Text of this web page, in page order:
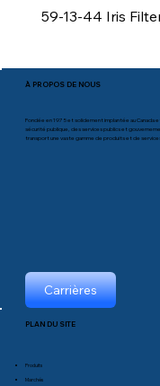
59-13-44 Iris
À PROPOS DE NOUS
Fondée en 1975 et solidement implantée au Canada
sécurité publique, des services publics et
transport une vaste gamme de produits et de
Carrières
PLAN DU SITE
Produits
Marchés